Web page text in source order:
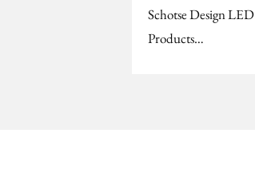
Schotse Design LED
Products…